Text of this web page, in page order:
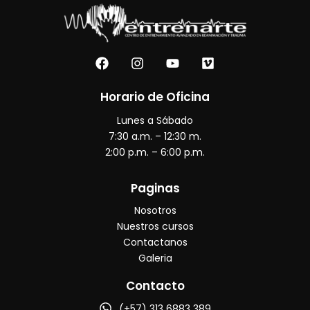
F
a
e
o
k
I
n
t
g
r
a
Y
o
t
b
e
V
i
e
Horario de Oficina
Lunes a Sábado
7:30 a.m. – 12:30 m.
2:00 p.m. – 6:00 p.m.
Paginas
Nosotros
Nuestros cursos
Contactanos
Galeria
Contacto